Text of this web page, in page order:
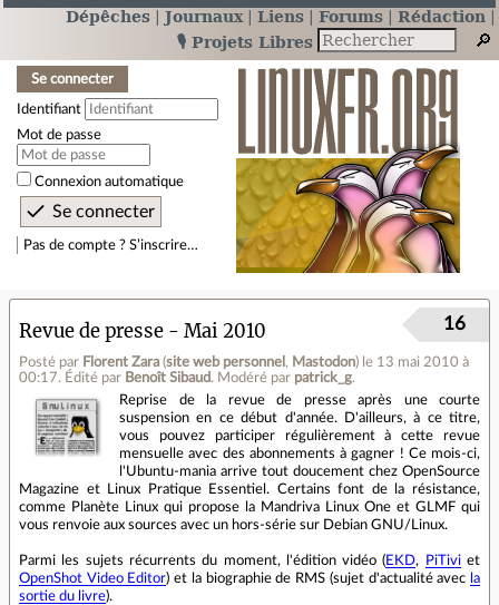
Dépêches Journaux Liens Forums
Rédaction
🎙️ Projets Libres
Se connecter
Identifiant
Mot de passe
Connexion automatique
Pas de compte ? S’inscrire…
Revue de presse - Mai 2010
Posté par Florent Zara (site web personnel , Mastodon) le 13 mai 2010 à
00:17. Édité par Benoît Sibaud. Modéré par patrick_g.
16
Reprise de la revue de presse après une courte
suspension en ce début d'année. D'ailleurs, à ce titre,
vous pouvez participer régulièrement à cette revue
mensuelle avec des abonnements à gagner ! Ce mois-ci,
l'Ubuntu-mania arrive tout doucement chez OpenSource
Magazine et Linux Pratique Essentiel. Certains font de la résistance,
comme Planète Linux qui propose la Mandriva Linux One et GLMF qui
vous renvoie aux sources avec un hors-série sur Debian GNU/Linux.
Parmi les sujets récurrents du moment, l'édition vidéo (EKD, PiTiviet
OpenShot Video Editor) et la biographie de RMS (sujet d'actualité avec la
sortie du livre).